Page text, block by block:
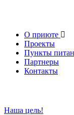
О приюте
Проекты
Пункты
Партнеры
Контакты
Наша цель!